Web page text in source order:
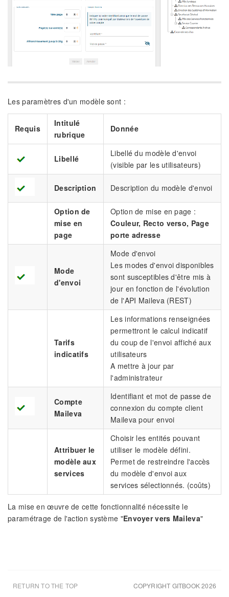
Les paramètres d'un modèle sont :
Requis
Intitulé
rubrique
Donnée
Libellé
Libellé du modèle d'envoi
(visible par les utilisateurs)
Description Description du modèle d'envoi
Option de
mise en
page
Option de mise en page :
Couleur, Recto verso, Page
porte adresse
Mode
d'envoi
Mode d'envoi
Les modes d'envoi disponibles
sont susceptibles d'être mis à
jour en fonction de l'évolution
de l'API Maileva (REST)
Tarifs
indicatifs
Les informations renseignées
permettront le calcul indicatif
du coup de l'envoi affiché aux
utilisateurs
A mettre à jour par
l'administrateur
Compte
Maileva
Identifiant et mot de passe de
connexion du compte client
Maileva pour envoi
Attribuer le
modèle aux
services
Choisir les entités pouvant
utiliser le modèle défini.
Permet de restreindre l'accès
du modèle d'envoi aux
services sélectionnés. (coûts)
La mise en œuvre de cette fonctionnalité nécessite le
paramétrage de l'action système "Envoyer vers Maileva"
COPYRIGHT GITBOOK 2026
RETURN TO THE TOP